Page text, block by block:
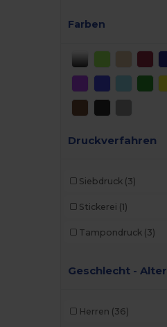
Farben
Druckverfahren
Siebdruck (3)
Stickerei (1)
Tampondruck (3)
Geschlecht - Alter
Herren (36)